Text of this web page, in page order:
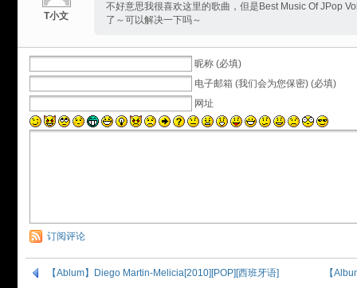
T小文
不好意思我很喜欢这里的歌曲，但是Best Music Of JPop
了～可以解决一下吗～
昵称 (必填)
电子邮箱 (我们会为您保密) (必填)
网址
订阅评论
【Ablum】Diego Martin-Melicia[2010][POP][西班牙语] 【